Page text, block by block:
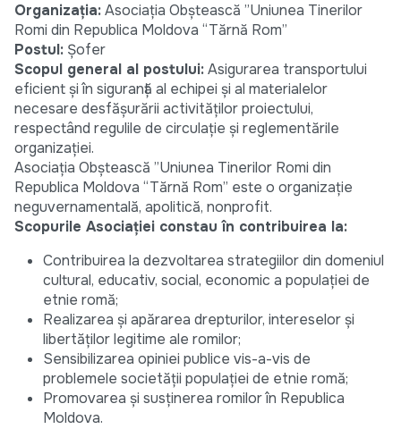
Organizația:Asociația Obștească ”Uniunea Tinerilor
Romi din Republica Moldova “Tărnă Rom”
Postul: Șofer
Scopul general al postului:Asigurarea transportului
eficient și în siguranță al echipei și al materialelor
necesare desfășurării activităților proiectului,
respectând regulile de circulație și reglementările
organizației.
Asociația Obștească ”Uniunea Tinerilor Romi din
Republica Moldova “Tărnă Rom” este o organizație
neguvernamentală, apolitică, nonprofit.
Scopurile Asociației constau în contribuirea la:
Contribuirea la dezvoltarea strategiilor din domeniul
cultural, educativ, social, economic a populației de
etnie romă;
Realizarea și apărarea drepturilor, intereselor și
libertăților legitime ale romilor;
Sensibilizarea opiniei publice vis-a-vis de
problemele societății populației de etnie romă;
Promovarea și susținerea romilor în Republica
Moldova.